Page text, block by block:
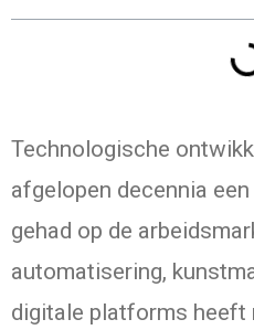
Technologische
afgelopen decennia
gehad op de
automatisering,
digitale platforms heeft